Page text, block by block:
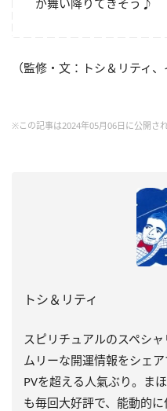
（監修・文：トシ＆リティ
※この記事は2024年05月06日に公開さ
トシ＆リティ
スピリチュアルのスペシ
ムリーな開運情報をシェ
PVを超える人氣ぶり。ま
も毎回大好評で、能動的